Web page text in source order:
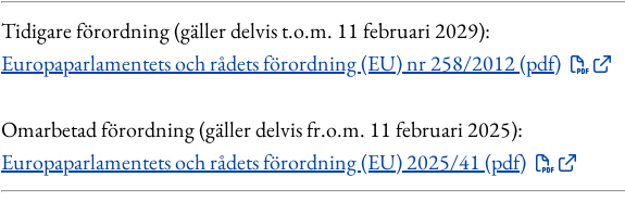
Tidigare förordning (gäller delvis t.o.m. 11 februari 2029):
Europaparlamentets och rådets förordning (EU) nr 258/2012 (pdf)
Omarbetad förordning (gäller delvis fr.o.m. 11 februari 2025):
Europaparlamentets och rådets förordning (EU) 2025/41 (pdf)